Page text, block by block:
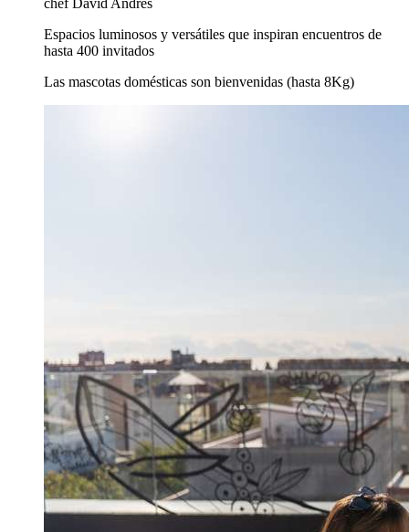
chef David Andrés
Espacios luminosos y versátiles que inspiran encuentros de
hasta 400 invitados
Las mascotas domésticas son bienvenidas (hasta 8Kg)